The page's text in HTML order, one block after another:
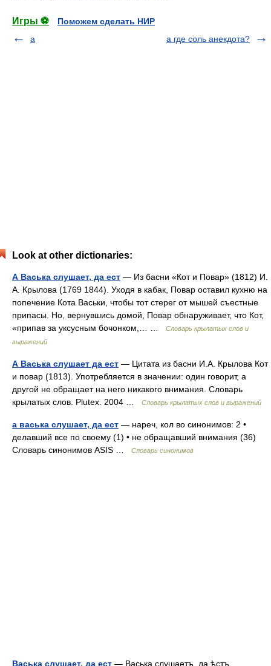
Игры ⚽
Поможем сделать НИР
а
а где соль анекдота?
Look at other dictionaries:
А Васька слушает, да ест — Из басни «Кот и Повар» (1812) И.
А. Крылова (1769 1844). Уходя в кабак, Повар оставил кухню на
попечение Кота Васьки, чтобы тот стерег от мышей съестные
припасы. Но, вернувшись домой, Повар обнаруживает, что Кот,
«припав за уксусным бочонком,… …
Словарь крылатых слов и
выражений
А Васька слушает да ест — Цитата из басни И.А. Крылова Кот
и повар (1813). Употребляется в значении: один говорит, а
другой не обращает на него никакого внимания. Словарь
крылатых слов. Plutex. 2004 …
Словарь крылатых слов и выражений
а васька слушает, да ест — нареч, кол во синонимов: 2 •
делавший все по своему (1) • не обращавший внимания (36)
Словарь синонимов ASIS …
Словарь синонимов
Васька слушает, да ест — Васька слушаетъ, да ѣстъ.